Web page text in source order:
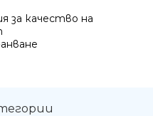
за качество на